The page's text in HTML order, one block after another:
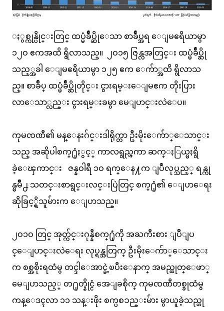
ႏွစ္ကုန္ပိုင္းတြင္ ထပ္မံခ်ဳပ္ဆိုေသာ စာခ်ဳပ္အရ ေျမဧရိယာမွာ
၁၂ဝ ဧကအထိ ရွိလာသည္။ ၂ဝ၁၅ ဇြန္လအတြင္း ထပ္မံခ်ဳပ္ဆို
သည့္အခါ ေျမဧရိယာမွာ ၁၂၅ ဧက ေက်ာ္အထိ ရွိလာသ
ည္။ စာခ်ဳပ္ ထပ္မံခ်ဳပ္ဆိုတိုင္း ငွားရမ္းေျမဧက တိုးပြား
လာေသာ္လည္း ငွားရမ္းခမွာ မေျပာင္းလဲေပ။
ကုမၸဏီ၏ မန္ေနးဂ်င္းဒါရိုက္တာ ဦးမိုးေက်ာ္ေသာင္း
သည္ အဆိုပါစက္႐ုံႏွင့္ ကာလရွည္ၾကာ ဆက္ႏြယ္မႈရွိ
ခဲ့ေၾကာင္း ဇန္နဝါရီ ၁ဝ ရက္ေန႔က ျပဳလုပ္သည့္ ရန္ကု
န္ၿမိဳ႕ သတင္းစာရွင္းလင္းပြဲတြင္ စက္႐ုံ၏ ေျပာေရး
ဆိုခြင့္ရွိသူမ်ားက ေျပာသည္။
၂ဝ၁ဝ တြင္ အုတ္က်င္းဂုန္နီစက္႐ုံကို အႀကီးစား ျပဳျပ
င္ေျပာင္းလဲေရး လုပ္ရန္အတြက္ ဦးမိုးေက်ာ္ေသာင္း
က စစ္အစိုးရထံမွ တင္ဒါေအာင္ခဲ့ၿပီးေနာက္ အမည္ထုတ္ေဖာ္
မေျပာသည့္ တ႐ုတ္နိုင္ငံ အေျခစိုက္ ကုမၸဏီတစ္ခုထံမွ
ကန္ေဒၚလာ ၁၁ သန္းဖိုး စက္ပစၥည္းမ်ား မွာယူခဲ့သည္ဟု